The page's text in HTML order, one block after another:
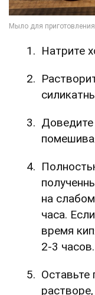
Натрите
Доведите
на
часа.
время
2-3 часов.
Оставьте